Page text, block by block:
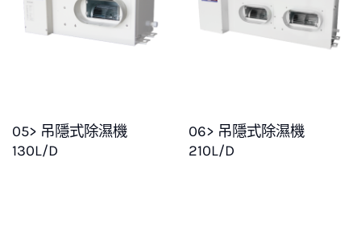
05> 吊隱式除濕機
130L/D
06> 吊隱式除濕機
210L/D